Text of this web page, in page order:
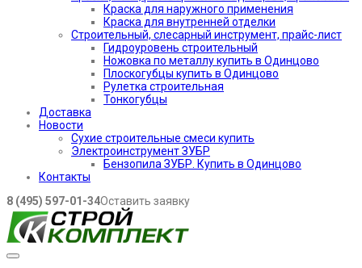
Краска для наружного применения
Краска для внутренней отделки
Строительный, слесарный инструмент, прайс-лист
Гидроуровень строительный
Ножовка по металлу купить в Одинцово
Плоскогубцы купить в Одинцово
Рулетка строительная
Тонкогубцы
Доставка
Новости
Сухие строительные смеси купить
Электроинструмент ЗУБР
Бензопила ЗУБР. Купить в Одинцово
Контакты
8 (495) 597-01-34Оставить заявку